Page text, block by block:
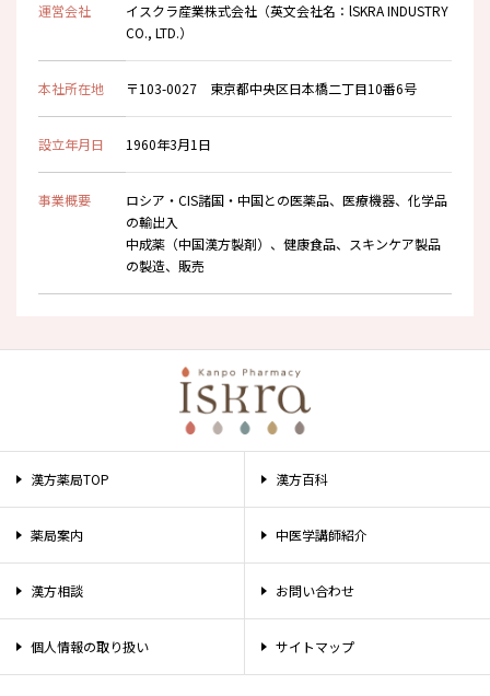
運営会社
イスクラ産業株式会社（英文会社名：lSKRA INDUSTRY
CO., LTD.）
本社所在地 〒103-0027 東京都中央区日本橋二丁目10番6号
設立年月日 1960年3月1日
事業概要
ロシア・CIS諸国・中国との医薬品、医療機器、化学品
の輸出入
中成薬（中国漢方製剤）、健康食品、スキンケア製品
の製造、販売
漢方薬局TOP 漢方百科
薬局案内 中医学講師紹介
漢方相談 お問い合わせ
個人情報の取り扱い サイトマップ